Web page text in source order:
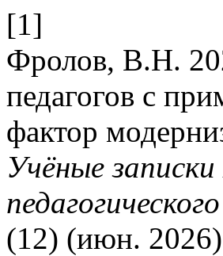
[1]
Фролов, В.Н.
педагогов с
фактор
Учёные
(12) (июн.